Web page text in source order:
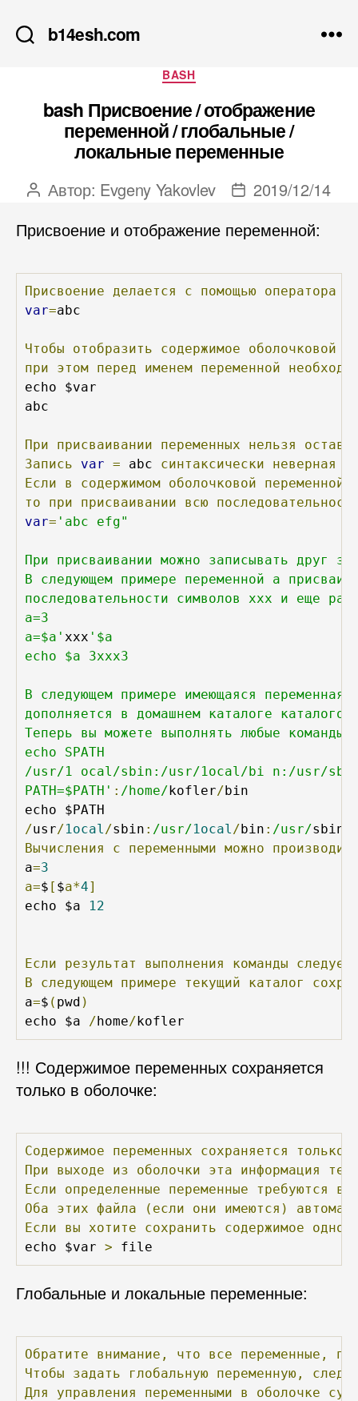
b14esh.com
Рубрики
BASH
bash Присвоение / отображение
переменной / глобальные /
локальные переменные
Автор
Автор: Evgeny Yakovlev
Дата2019/12/14
Присвоение и отображение переменной:
Присвоение делается с помощью оператора
var=abc
Чтобы отобразить содержимое оболочковой
при
этом перед именем переменной
echo $var
abc
При присваивании переменных нельзя
Запись
var = abc синтаксически неверная
Если
в содержимом оболочковой переменной
то
при присваивании всю
var= 'abc efg"
При присваивании можно записывать друг
В следующем примере переменной а
последовательности символов ххх и еще
a=3
a=$a' xxx '$a
echo $a ЗхххЗ
В следующем примере имеющаяся
дополняется в домашнем каталоге
Теперь вы можете выполнять любые
echo SPATH
/usr/1 ocal/sbin:/usr/1ocal/bi n:/usr/
PATH=$PATH' : /home/kofler/bin
/usr/1ocal /sbin : /usr/1ocal /bin : /usr/sbin
Вычисления
с переменными можно
a=3
а=$ [ $а*4]
echo $a
12
Если результат выполнения команды
следует
В
следующем примере текущий каталог
a=$ ( pwd )
echo $a
/home/
!!! Содержимое переменных сохраняется
только в оболочке:
Содержимое переменных сохраняется только
При
выходе из оболочки эта информация
Если
определенные переменные требуются
Оба
этих файла (если они имеются)
Если
вы хотите сохранить содержимое
одной
echo $var > file
Глобальные и локальные переменные:
Обратите внимание, что все переменные,
Чтобы
задать глобальную переменную,
Для
управления переменными в оболочке